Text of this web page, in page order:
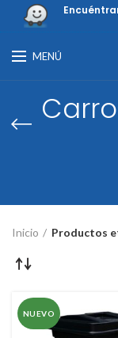
MENÚ
Inicio Productos
NUEVO